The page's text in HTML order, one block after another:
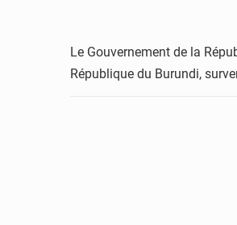
Le Gouvernement de la
République du Burundi,